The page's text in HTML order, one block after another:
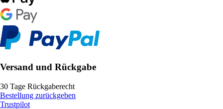
Versand und Rückgabe
30 Tage Rückgaberecht
Bestellung zurückgeben
Trustpilot